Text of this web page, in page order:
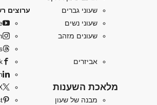
שעוני גברים
שעוני נשים
שעונים מזהב
אביזרים
מלאכת השענות
מבנה של שעון
ערוצים